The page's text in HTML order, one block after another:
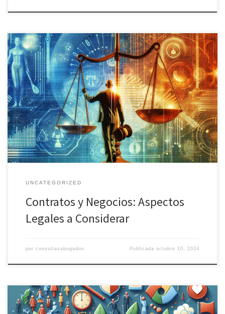
Contratos y Negocios: Aspectos Legales a Considerar En un mundo
donde los negocios se desarrollan a un ritmo vertiginoso,
comprender los aspectos legales es esencial para cualquier
emprendedor o empresario. Uno de los elementos clave para
garantizar el éxito y cumplimiento en los negocios es el manejo
adecuado de los […]
UNCATEGORIZED
Contratos y Negocios: Aspectos
Legales a Considerar
por consultasabogados Publicadaoctubre 10, 2024